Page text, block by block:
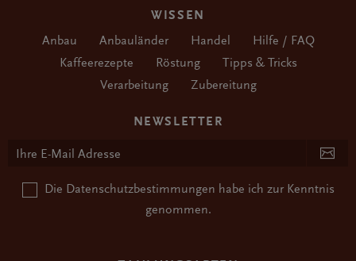
WISSEN
Anbau
Anbauländer Handel
Hilfe / FAQ
Kaffeerezepte
Röstung
Tipps & Tricks
Verarbeitung
Zubereitung
NEWSLETTER
Die Datenschutzbestimmungen habe ich zur Kenntnis
genommen.